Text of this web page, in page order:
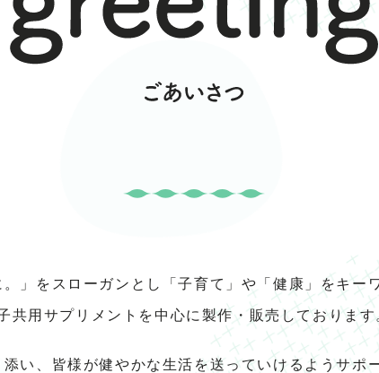
」をスローガンとし「子育て」や「健康」をキー
共用サプリメントを中心に製作・販売しております
い、皆様が健やかな生活を送っていけるようサポ